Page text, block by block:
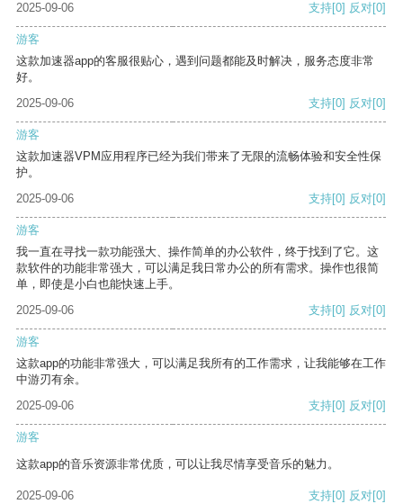
2025-09-06 支持[0] 反对[0]
游客
这款加速器app的客服很贴心，遇到问题都能及时解决，服务态度非常
好。
2025-09-06
支持[0] 反对[0]
游客
这款加速器VPM应用程序已经为我们带来了无限的流畅体验和安全性保
护。
2025-09-06
支持[0] 反对[0]
游客
我一直在寻找一款功能强大、操作简单的办公软件，终于找到了它。这
款软件的功能非常强大，可以满足我日常办公的所有需求。操作也很简
单，即使是小白也能快速上手。
2025-09-06
支持[0] 反对[0]
游客
这款app的功能非常强大，可以满足我所有的工作需求，让我能够在工作
中游刃有余。
2025-09-06
支持[0] 反对[0]
游客
这款app的音乐资源非常优质，可以让我尽情享受音乐的魅力。
2025-09-06 支持[0] 反对[0]